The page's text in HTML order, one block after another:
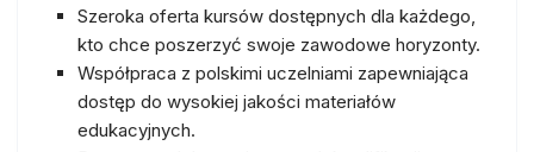
Szeroka oferta kursów dostępnych dla każdego,
kto chce poszerzyć swoje zawodowe horyzonty.
Współpraca z polskimi uczelniami zapewniająca
dostęp do wysokiej jakości materiałów
edukacyjnych.